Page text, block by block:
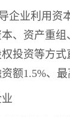
企业利用
、资产重
投资等方
额1.5%、最